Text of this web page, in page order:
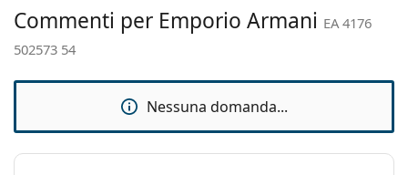
Cerniere a
molla:
No
Accessori
Commenti per Emporio Armani EA 4176
502573 54
Nessuna domanda...